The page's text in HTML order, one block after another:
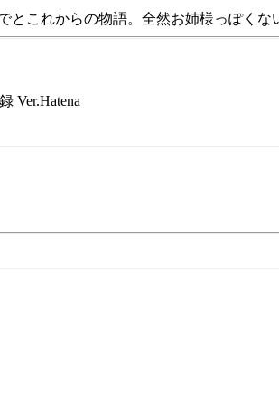
とこれからの物語。全然お姉様っぽくな
Ver.Hatena